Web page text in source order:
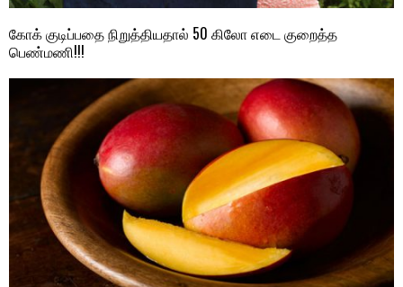
கோக் குடிப்பதை நிறுத்தியதால் 50 கிலோ எடை குறைத்த
பெண்மணி!!!